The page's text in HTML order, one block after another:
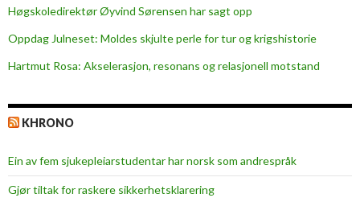
t
o
s
Høgskoledirektør Øyvind Sørensen har sagt opp
Oppdag Julneset: Moldes skjulte perle for tur og krigshistorie
Hartmut Rosa: Akselerasjon, resonans og relasjonell motstand
KHRONO
Ein av fem sjukepleiar­studentar har norsk som andrespråk
Gjør tiltak for raskere sikkerhets­klarering